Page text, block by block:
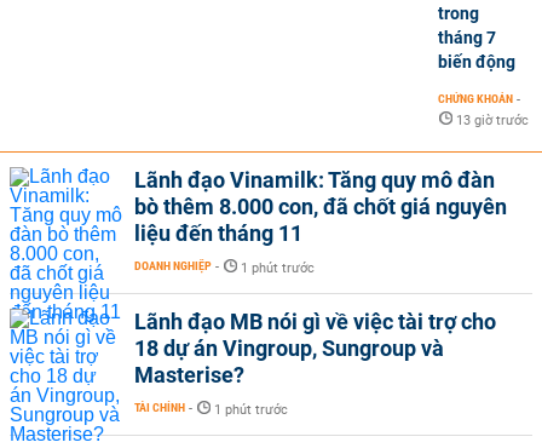
trong
tháng 7
biến động
CHỨNG KHOÁN -
13 giờ trước
Lãnh đạo Vinamilk: Tăng quy mô đàn
bò thêm 8.000 con, đã chốt giá nguyên
liệu đến tháng 11
DOANH NGHIỆP - 1 phút trước
Lãnh đạo MB nói gì về việc tài trợ cho
18 dự án Vingroup, Sungroup và
Masterise?
TÀI CHÍNH - 1 phút trước